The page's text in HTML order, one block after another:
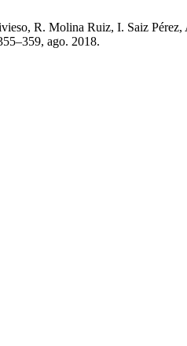
R. Molina Ruiz, I. Saiz
ago. 2018.